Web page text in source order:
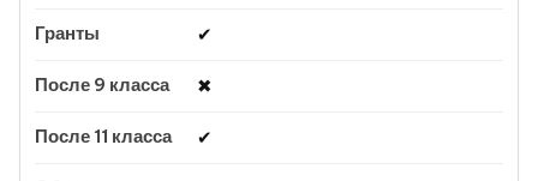
✔
✖
✔